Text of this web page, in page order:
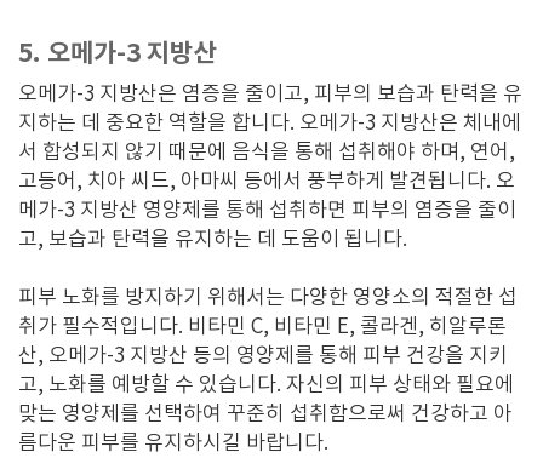
5. 오메가-3 지방산
오메가-3 지방산은 염증을 줄이고, 피부의 보습과 탄력을 유
지하는 데 중요한 역할을 합니다. 오메가-3 지방산은 체내에
서 합성되지 않기 때문에 음식을 통해 섭취해야 하며, 연어,
고등어, 치아 씨드, 아마씨 등에서 풍부하게 발견됩니다. 오
메가-3 지방산 영양제를 통해 섭취하면 피부의 염증을 줄이
고, 보습과 탄력을 유지하는 데 도움이 됩니다.
피부 노화를 방지하기 위해서는 다양한 영양소의 적절한 섭
취가 필수적입니다. 비타민 C, 비타민 E, 콜라겐, 히알루론
산, 오메가-3 지방산 등의 영양제를 통해 피부 건강을 지키
고, 노화를 예방할 수 있습니다. 자신의 피부 상태와 필요에
맞는 영양제를 선택하여 꾸준히 섭취함으로써 건강하고 아
름다운 피부를 유지하시길 바랍니다.